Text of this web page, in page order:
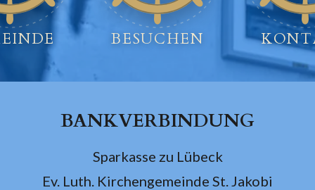
BESUCHEN
BANKVERBINDUNG
Sparkasse zu Lübeck
Ev. Luth. Kirchengemeinde St. Jakobi